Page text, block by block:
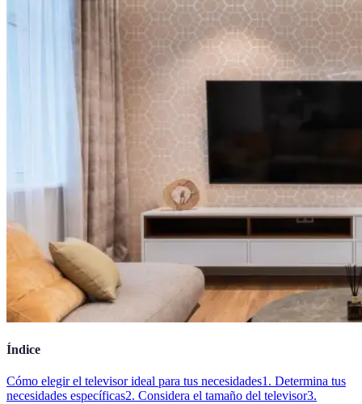
Índice
Cómo elegir el televisor ideal para tus necesidades1. Determina tus
necesidades específicas2. Considera el tamaño del televisor3.